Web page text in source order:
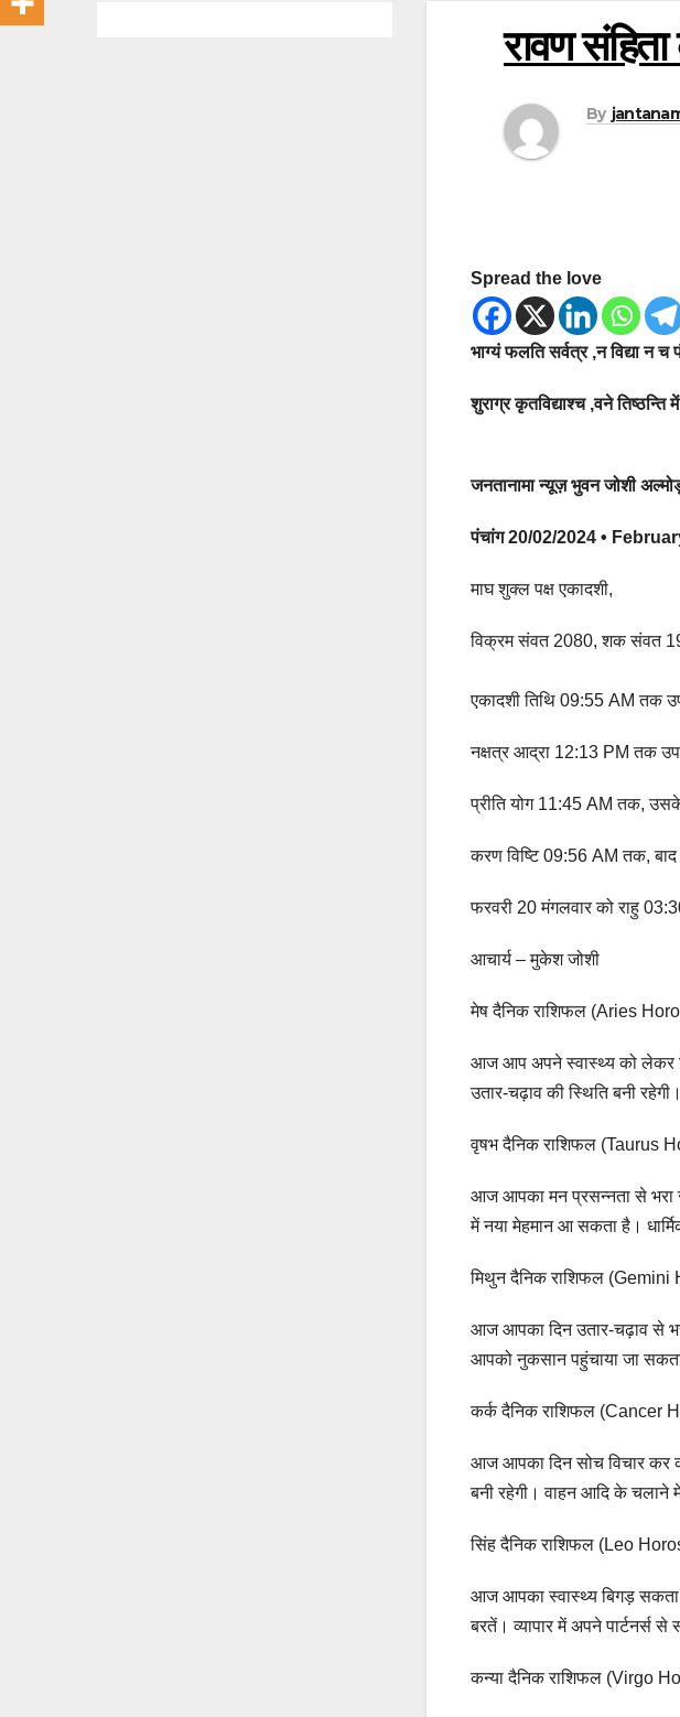
रावण
By
Spread the love
भाग्यं फलति सर्वत्र ,न विद्या न च
शुराग्र कृतविद्याश्च ,वने तिष्ठन्ति में
जनतानामा न्यूज़ भुवन जोशी
पंचांग 20/02/2024 •
माघ शुक्ल पक्ष एकादशी,
विक्रम संवत 2080, शक संवत
एकादशी तिथि 09:55 AM तक
नक्षत्र आद्रा 12:13 PM तक
प्रीति योग 11:45 AM तक, उसके
करण विष्टि 09:56 AM तक,
फरवरी 20 मंगलवार को राहु
आचार्य – मुकेश जोशी
मेष दैनिक राशिफल (Aries
आज आप अपने स्वास्थ्य को लेकर
उतार-चढ़ाव की स्थिति बनी
वृषभ दैनिक राशिफल (Taurus
आज आपका मन प्रसन्नता से भरा
में नया मेहमान आ सकता है।
मिथुन दैनिक राशिफल
आज आपका दिन उतार-चढ़ाव से भरा
आपको नुकसान पहुंचाया जा
कर्क दैनिक राशिफल (Cancer
आज आपका दिन सोच विचार कर
बनी रहेगी। वाहन आदि के चलाने
सिंह दैनिक राशिफल (Leo
आज आपका स्वास्थ्य बिगड़
बरतें। व्यापार में अपने पार्टनर्स से
कन्या दैनिक राशिफल (Virgo